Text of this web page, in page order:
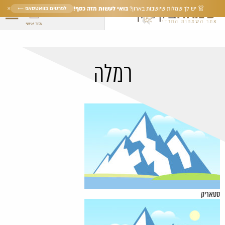
אזור אישי
👗 יש לך שמלות שיושבות בארון? בואי לעשות מזה כסף! לפרטים בוואטסאפ ← ×
רמלה
סטאריק